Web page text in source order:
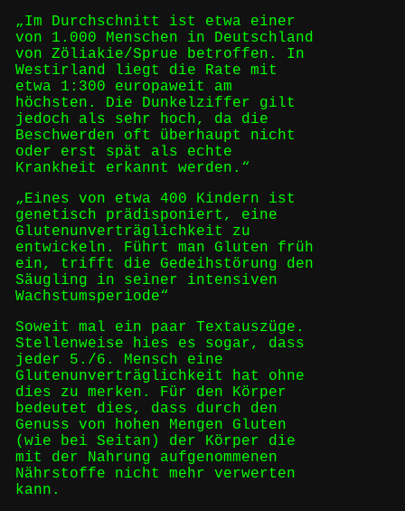
„Im Durchschnitt ist etwa einer
von 1.000 Menschen in Deutschland
von Zöliakie/Sprue betroffen. In
Westirland liegt die Rate mit
etwa 1:300 europaweit am
höchsten. Die Dunkelziffer gilt
jedoch als sehr hoch, da die
Beschwerden oft überhaupt nicht
oder erst spät als echte
Krankheit erkannt werden.“
„Eines von etwa 400 Kindern ist
genetisch prädisponiert, eine
Glutenunverträglichkeit zu
entwickeln. Führt man Gluten früh
ein, trifft die Gedeihstörung den
Säugling in seiner intensiven
Wachstumsperiode“
Soweit mal ein paar Textauszüge.
Stellenweise hies es sogar, dass
jeder 5./6. Mensch eine
Glutenunverträglichkeit hat ohne
dies zu merken. Für den Körper
bedeutet dies, dass durch den
Genuss von hohen Mengen Gluten
(wie bei Seitan) der Körper die
mit der Nahrung aufgenommenen
Nährstoffe nicht mehr verwerten
kann.